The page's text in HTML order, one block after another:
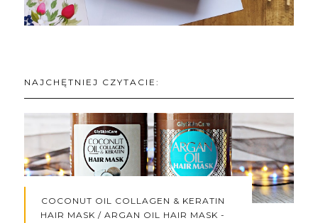
NAJCHĘTNIEJ CZYTACIE:
COCONUT OIL COLLAGEN & KERATIN
HAIR MASK / ARGAN OIL HAIR MASK -